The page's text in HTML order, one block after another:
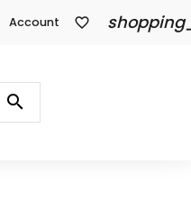
Account favorite_border
Producten
zoeken
search